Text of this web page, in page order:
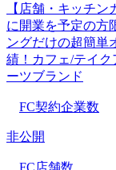
【店舗・キッチ
に開業を予定
ングだけの超簡単
績！カフェ/テイ
ーツブランド
FC契約企業数
非公開
FC店舗数